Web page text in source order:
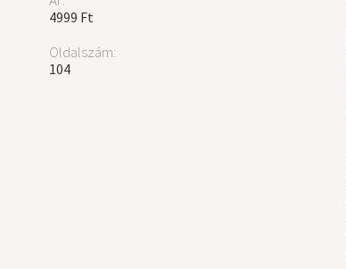
4999 Ft
Oldalszám:
104